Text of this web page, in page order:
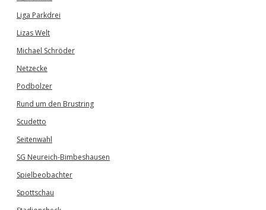
Liga Parkdrei
Lizas Welt
Michael Schröder
Netzecke
Podbolzer
Rund um den Brustring
Scudetto
Seitenwahl
SG Neureich-Bimbeshausen
Spielbeobachter
Spottschau